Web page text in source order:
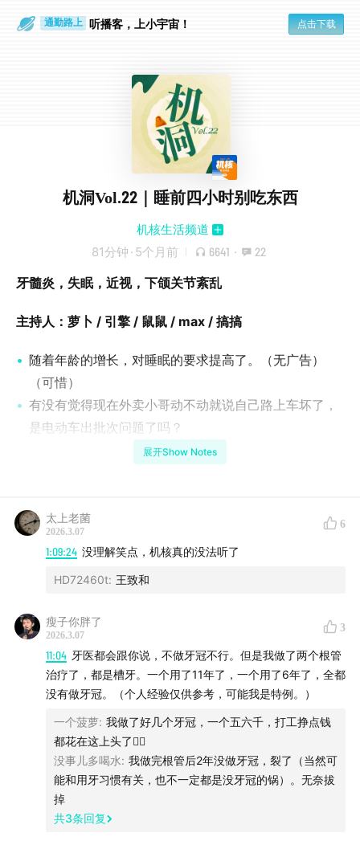
通勤路上 听播客，上小宇宙！ 点击下载
机洞Vol.22｜睡前四小时别吃东西
机核生活频道
81分钟 · 5个月前 6641 · 22
牙髓炎，失眠，近视，下颌关节紊乱
主持人：萝卜 / 引擎 / 鼠鼠 / max / 搞搞
随着年龄的增长，对睡眠的要求提高了。（无广告）
（可惜）
有没有觉得现在外卖小哥动不动就说自己路上车坏了，
是电动车出批次问题了吗？
听众来信冷笑话二则。
很需要机核APP适配智能手表。
把我做近视手术的经历分享给大家，有问题可以在评论
区聊一聊。
我有严重的偏颌问题，正在努力正畸，不知道大家有没
本节目“机洞”取自“机核树洞”之意，你的一切生活中的烦
恼，从情感工作到打电动打不过去全都可以投稿给“萝萝又
卜卜”，我们会找办公室里有阅历的同事来一起阅读你的烦
不了一点儿。 投稿方式可以是给萝卜发站内私信，也可以
把你的投稿发送到萝卜的邮箱
Carrotofrivia@gcores.com
展开Show Notes
太上老菌
2026.3.07
6
1:09:24 没理解笑点，机核真的没法听了
HD72460t: 王致和
瘦子你胖了
2026.3.07
3
11:04 牙医都会跟你说，不做牙冠不行。但是我做了两个根管
治疗了，都是槽牙。一个用了11年了，一个用了6年了，全都
没有做牙冠。（个人经验仅供参考，可能我是特例。）
一个菠萝: 我做了好几个牙冠，一个五六千，打工挣点钱
都花在这上头了😮‍💨
没事儿多喝水: 我做完根管后2年没做牙冠，裂了（当然可
能和用牙习惯有关，也不一定都是没牙冠的锅）。无奈拔
掉
共3条回复